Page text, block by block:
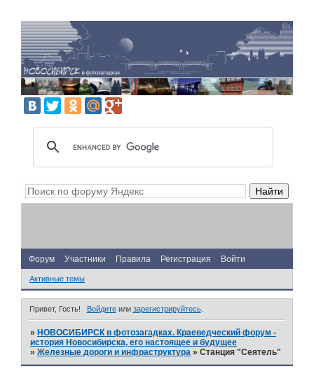
Форум Участники Правила Регистрация Войти
Активные темы
Привет, Гость! Войдитеили зарегистрируйтесь.
» НОВОСИБИРСК в фотозагадках. Краеведческий форум -
история Новосибирска, его настоящее и будущее
»Железные дороги и инфраструктура »Станция "Сеятель"